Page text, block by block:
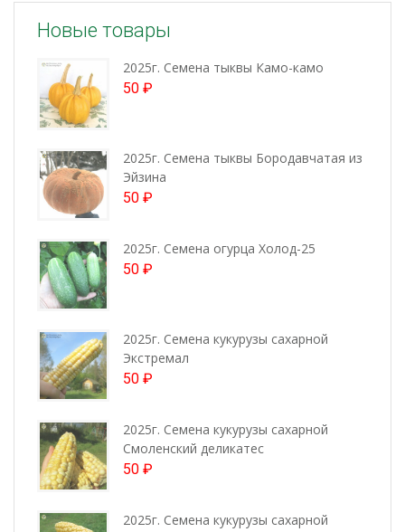
Новые товары
2025г. Семена тыквы Камо-камо
50 ₽
2025г. Семена тыквы Бородавчатая из
Эйзина
50 ₽
2025г. Семена огурца Холод-25
50 ₽
2025г. Семена кукурузы сахарной
Экстремал
50 ₽
2025г. Семена кукурузы сахарной
Смоленский деликатес
50 ₽
2025г. Семена кукурузы сахарной